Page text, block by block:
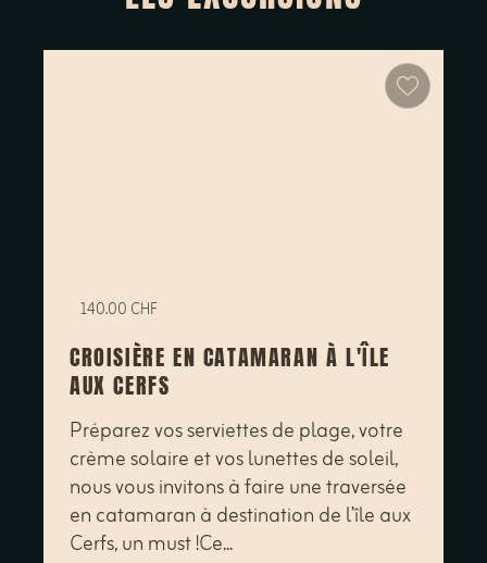
140.00 CHF
CROISIÈRE EN CATAMARAN À L'ÎLE
AUX CERFS
Préparez vos serviettes de plage, votre
crème solaire et vos lunettes de soleil,
nous vous invitons à faire une traversée
en catamaran à destination de l’île aux
Cerfs, un must !Ce...